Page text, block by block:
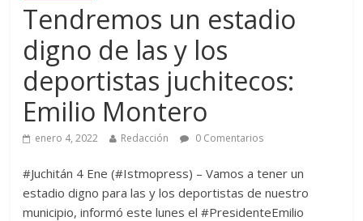
Tendremos un estadio
digno de las y los
deportistas juchitecos:
Emilio Montero
enero 4, 2022 Redacción 0 Comentarios
#Juchitán 4 Ene (#Istmopress) – Vamos a tener un
estadio digno para las y los deportistas de nuestro
municipio, informó este lunes el #PresidenteEmilio